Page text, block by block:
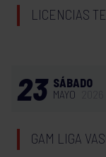
LICENCIAS
23 SÁBADO
MAYO
GAM LIGA